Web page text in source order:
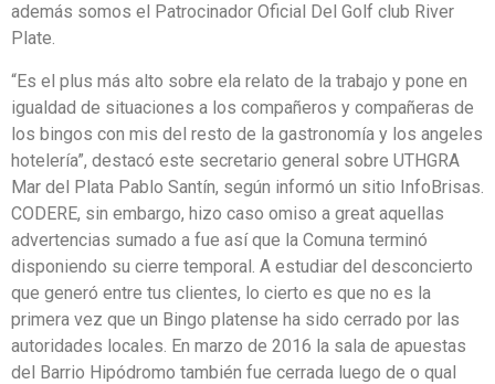
además somos el Patrocinador Oficial Del Golf club River
Plate.
“Es el plus más alto sobre ela relato de la trabajo y pone en
igualdad de situaciones a los compañeros y compañeras de
los bingos con mis del resto de la gastronomía y los angeles
hotelería”, destacó este secretario general sobre UTHGRA
Mar del Plata Pablo Santín, según informó un sitio InfoBrisas.
CODERE, sin embargo, hizo caso omiso a great aquellas
advertencias sumado a fue así que la Comuna terminó
disponiendo su cierre temporal. A estudiar del desconcierto
que generó entre tus clientes, lo cierto es que no es la
primera vez que un Bingo platense ha sido cerrado por las
autoridades locales. En marzo de 2016 la sala de apuestas
del Barrio Hipódromo también fue cerrada luego de o qual